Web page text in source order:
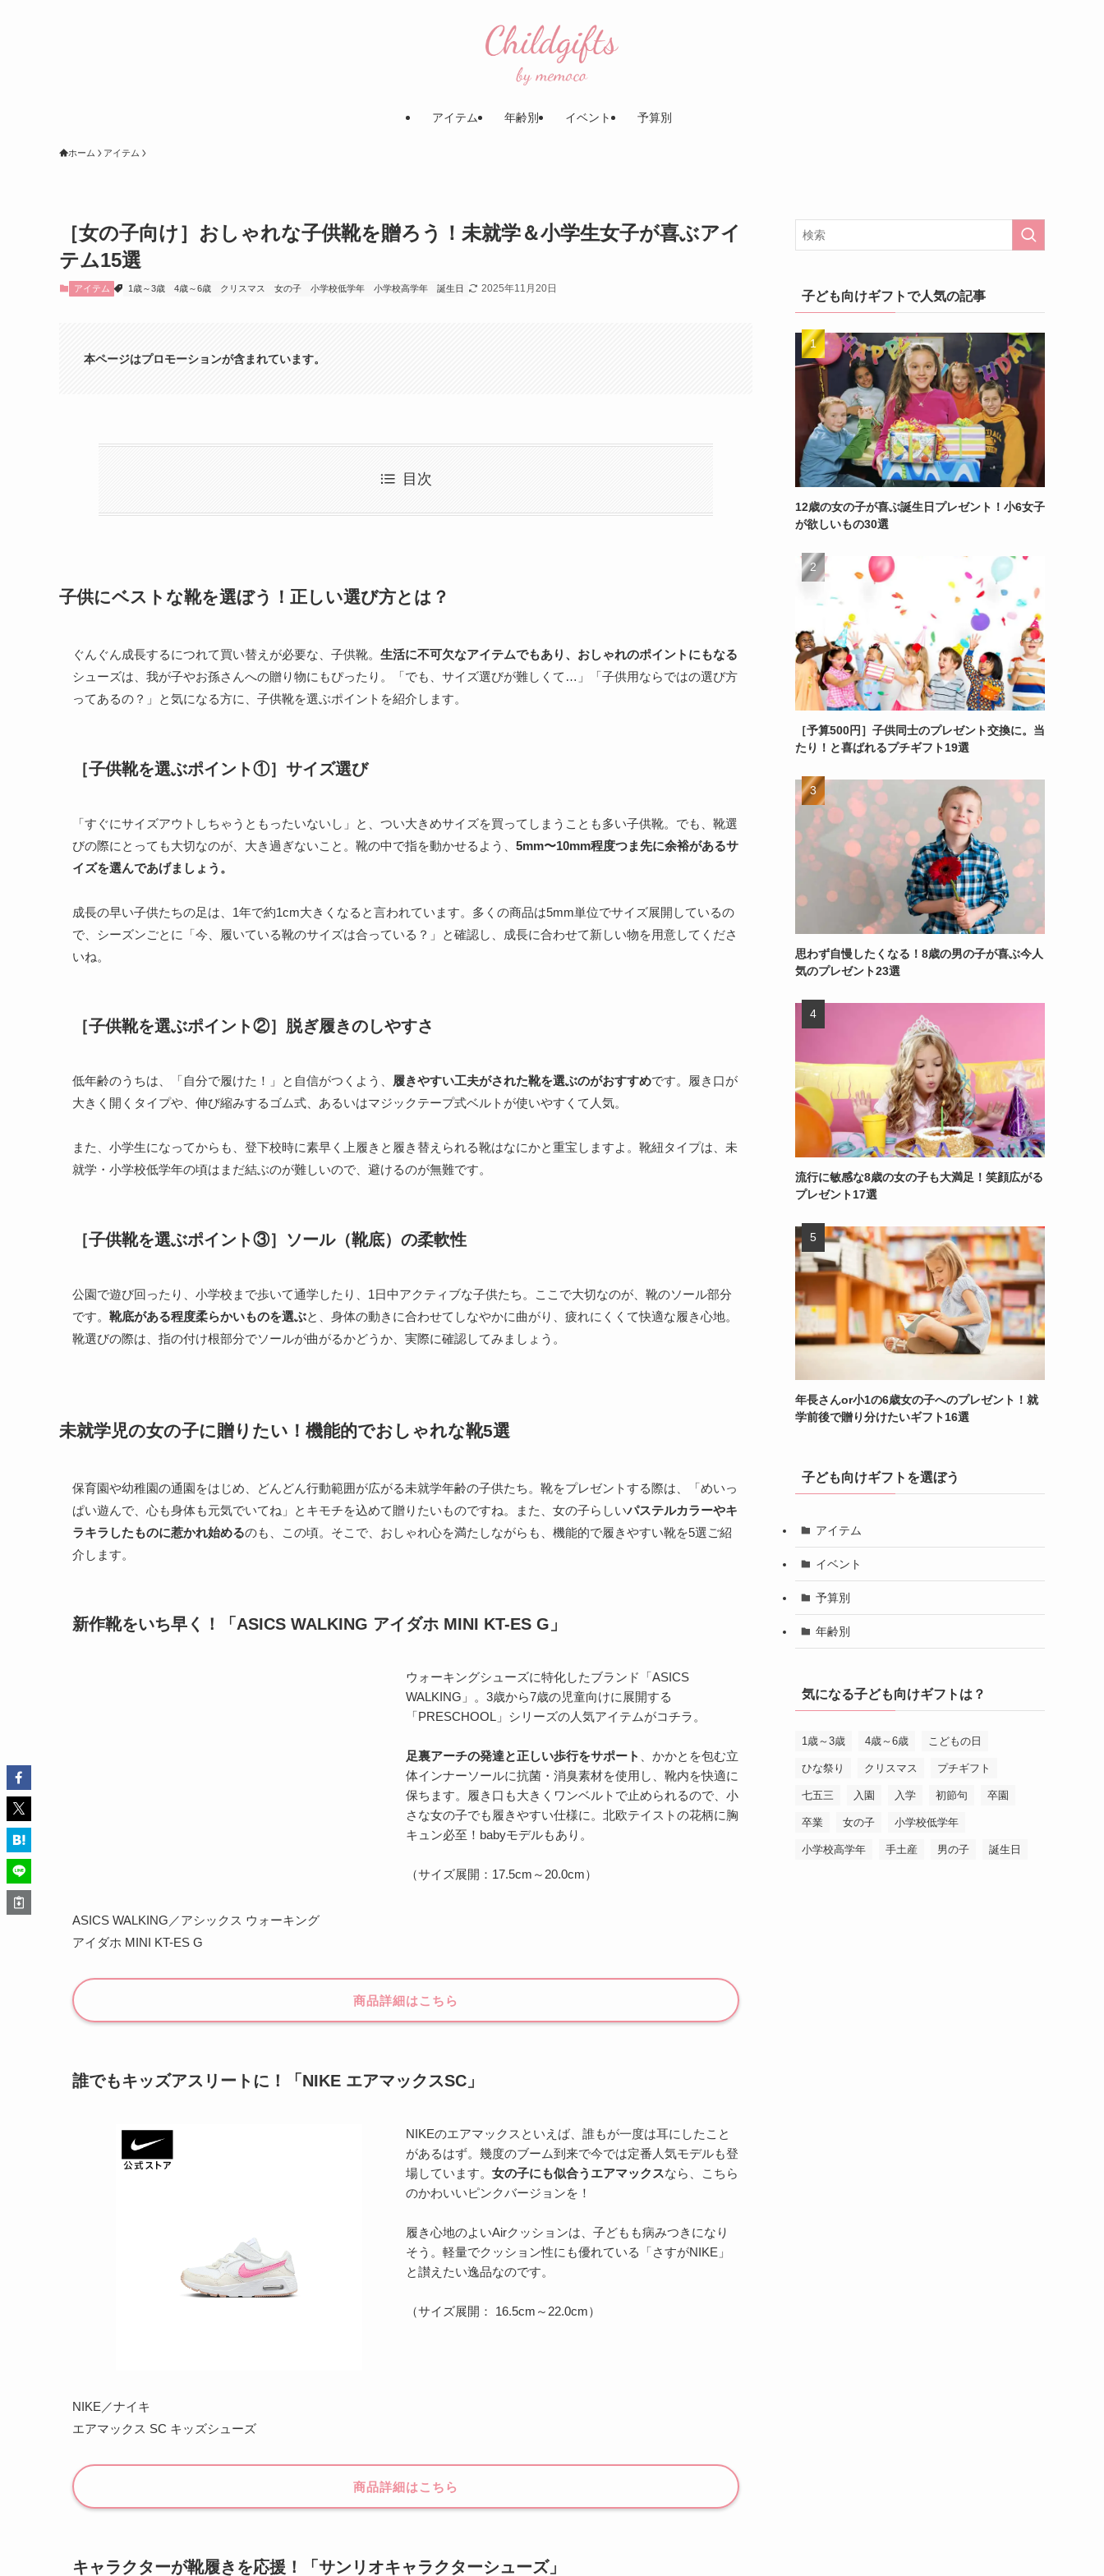
アイテム 年齢別 イベント 予算別
ホーム アイテム
［女の子向け］おしゃれな子供靴を贈ろう！未就学＆小学生女子が喜ぶアイ
テム15選
アイテム 1歳～3歳 4歳～6歳 クリスマス 女の子 小学校低学年 小学校高学年 誕生日 2025年11月20日
本ページはプロモーションが含まれています。
目次
子供にベストな靴を選ぼう！正しい選び方とは？
ぐんぐん成長するにつれて買い替えが必要な、子供靴。 生活に不可欠なアイテムでもあり、おしゃれのポイントにもなる
シューズは、我が子やお孫さんへの贈り物にもぴったり。「でも、サイズ選びが難しくて…」「子供用ならではの選び方
ってあるの？」と気になる方に、子供靴を選ぶポイントを紹介します。
［子供靴を選ぶポイント①］サイズ選び
「すぐにサイズアウトしちゃうともったいないし」と、つい大きめサイズを買ってしまうことも多い子供靴。でも、靴選
びの際にとっても大切なのが、大き過ぎないこと。靴の中で指を動かせるよう、 5mm〜10mm程度つま先に余裕があるサ
イズを選んであげましょう。
成長の早い子供たちの足は、1年で約1cm大きくなると言われています。多くの商品は5mm単位でサイズ展開しているの
で、シーズンごとに「今、履いている靴のサイズは合っている？」と確認し、成長に合わせて新しい物を用意してくださ
いね。
［子供靴を選ぶポイント②］脱ぎ履きのしやすさ
低年齢のうちは、「自分で履けた！」と自信がつくよう、 履きやすい工夫がされた靴を選ぶのがおすすめです。履き口が
大きく開くタイプや、伸び縮みするゴム式、あるいはマジックテープ式ベルトが使いやすくて人気。
また、小学生になってからも、登下校時に素早く上履きと履き替えられる靴はなにかと重宝しますよ。靴紐タイプは、未
就学・小学校低学年の頃はまだ結ぶのが難しいので、避けるのが無難です。
［子供靴を選ぶポイント③］ソール（靴底）の柔軟性
公園で遊び回ったり、小学校まで歩いて通学したり、1日中アクティブな子供たち。ここで大切なのが、靴のソール部分
です。 靴底がある程度柔らかいものを選ぶと、身体の動きに合わせてしなやかに曲がり、疲れにくくて快適な履き心地。
靴選びの際は、指の付け根部分でソールが曲がるかどうか、実際に確認してみましょう。
未就学児の女の子に贈りたい！機能的でおしゃれな靴5選
保育園や幼稚園の通園をはじめ、どんどん行動範囲が広がる未就学年齢の子供たち。靴をプレゼントする際は、「めいっ
ぱい遊んで、心も身体も元気でいてね」とキモチを込めて贈りたいものですね。また、女の子らしいパステルカラーやキ
ラキラしたものに惹かれ始めるのも、この頃。そこで、おしゃれ心を満たしながらも、機能的で履きやすい靴を5選ご紹
介します。
新作靴をいち早く！「ASICS WALKING アイダホ MINI KT-ES G」
ウォーキングシューズに特化したブランド「ASICS
WALKING」。3歳から7歳の児童向けに展開する
「PRESCHOOL」シリーズの人気アイテムがコチラ。
足裏アーチの発達と正しい歩行をサポート
、かかとを包む立
体インナーソールに抗菌・消臭素材を使用し、靴内を快適に
保ちます。履き口も大きくワンベルトで止められるので、小
さな女の子でも履きやすい仕様に。北欧テイストの花柄に胸
キュン必至！babyモデルもあり。
（サイズ展開：17.5cm～20.0cm）
ASICS WALKING／アシックス ウォーキング
アイダホ MINI KT-ES G
商品詳細はこちら
誰でもキッズアスリートに！「NIKE エアマックスSC」
NIKEのエアマックスといえば、誰もが一度は耳にしたこと
があるはず。幾度のブーム到来で今では定番人気モデルも登
場しています。 女の子にも似合うエアマックスなら、こちら
のかわいいピンクバージョンを！
履き心地のよいAirクッションは、子どもも病みつきになり
そう。軽量でクッション性にも優れている「さすがNIKE」
と讃えたい逸品なのです。
（サイズ展開： 16.5cm～22.0cm）
NIKE／ナイキ
エアマックス SC キッズシューズ
商品詳細はこちら
キャラクターが靴履きを応援！「サンリオキャラクターシューズ」
子ども向けギフトで人気の記事
12歳の女の子が喜ぶ誕生日プレゼント！小6女子
が欲しいもの30選
［予算500円］子供同士のプレゼント交換に。当
たり！と喜ばれるプチギフト19選
思わず自慢したくなる！8歳の男の子が喜ぶ今人
気のプレゼント23選
流行に敏感な8歳の女の子も大満足！笑顔広がる
プレゼント17選
年長さんor小1の6歳女の子へのプレゼント！就
学前後で贈り分けたいギフト16選
子ども向けギフトを選ぼう
アイテム
イベント
予算別
年齢別
気になる子ども向けギフトは？
1歳～3歳 4歳～6歳 こどもの日
ひな祭り クリスマス プチギフト
七五三 入園 入学 初節句 卒園
卒業 女の子 小学校低学年
小学校高学年 手土産 男の子 誕生日